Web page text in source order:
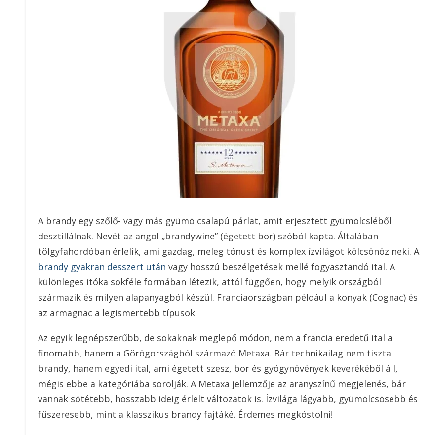
A brandy egy szőlő- vagy más gyümölcsalapú párlat, amit erjesztett gyümölcsléből
desztillálnak. Nevét az angol „brandywine” (égetett bor) szóból kapta. Általában
tölgyfahordóban érlelik, ami gazdag, meleg tónust és komplex ízvilágot kölcsönöz neki. A
brandy gyakran desszert után vagy hosszú beszélgetések mellé fogyasztandó ital. A
különleges itóka sokféle formában létezik, attól függően, hogy melyik országból
származik és milyen alapanyagból készül. Franciaországban például a konyak (Cognac) és
az armagnac a legismertebb típusok.
Az egyik legnépszerűbb, de sokaknak meglepő módon, nem a francia eredetű ital a
finomabb, hanem a Görögországból származó Metaxa. Bár technikailag nem tiszta
brandy, hanem egyedi ital, ami égetett szesz, bor és gyógynövények keverékéből áll,
mégis ebbe a kategóriába sorolják. A Metaxa jellemzője az aranyszínű megjelenés, bár
vannak sötétebb, hosszabb ideig érlelt változatok is. Ízvilága lágyabb, gyümölcsösebb és
fűszeresebb, mint a klasszikus brandy fajtáké. Érdemes megkóstolni!